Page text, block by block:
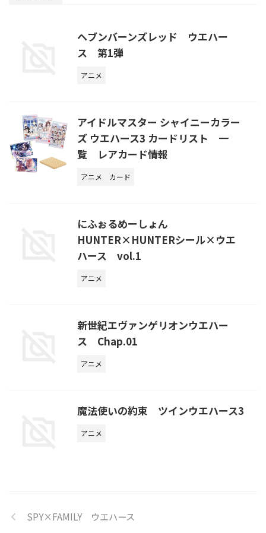
ヘブンバーンズレッド ウエハー
ス 第1弾
アニメ
アイドルマスター シャイニーカラー
ズ ウエハース3 カードリスト 一
覧 レアカード情報
アニメ カード
にふぉるめーしょん
HUNTER×HUNTERシール×ウエ
ハース vol.1
アニメ
新世紀エヴァンゲリオンウエハー
ス Chap.01
アニメ
魔法使いの約束 ツインウエハース3
アニメ
SPY×FAMILY ウエハース